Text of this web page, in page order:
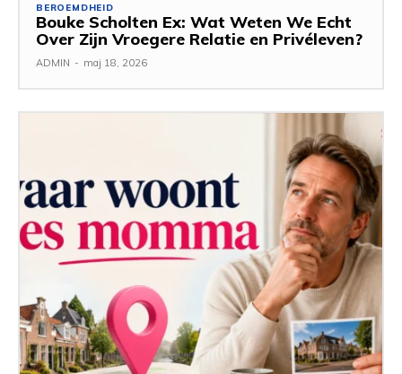
BEROEMDHEID
Bouke Scholten Ex: Wat Weten We Echt
Over Zijn Vroegere Relatie en Privéleven?
ADMIN - maj 18, 2026